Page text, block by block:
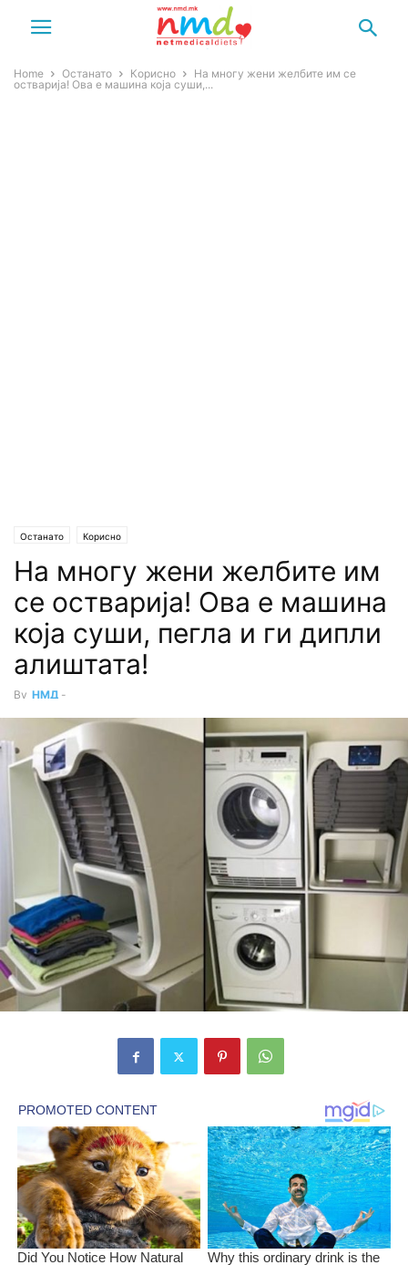
Home Останато Корисно
На многу жени желбите им се
остварија! Ова е машина која суши,...
Останато Корисно
На многу жени желбите им
се остварија! Ова е машина
која суши, пегла и ги дипли
алиштата!
By НМД -